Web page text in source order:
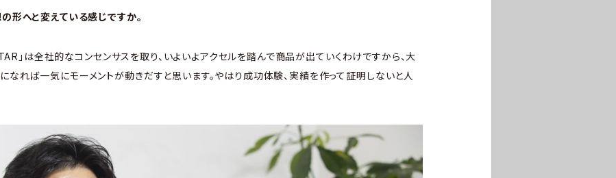
の形へと変えている感じですか。
」は全社的なコンセンサスを取り、いよいよアクセルを踏んで商品が出ていくわけですから、大
なれば一気にモーメントが動きだすと思います。やはり成功体験、実績を作って証明しないと人